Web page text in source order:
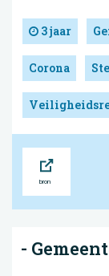
3 jaar
Corona
-